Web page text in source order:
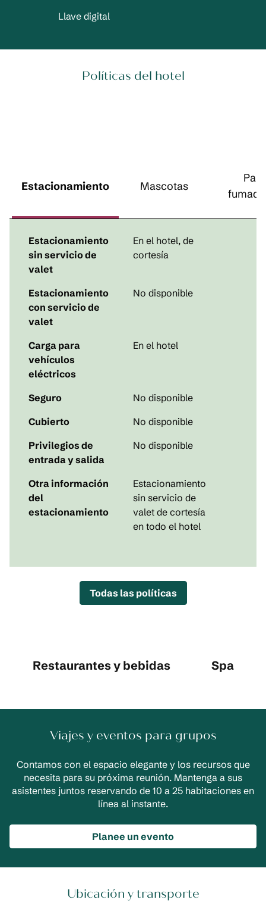
Llave digital
Políticas del hotel
Estacionamiento Mascotas
Para
Estacionamiento
sin servicio de
valet
En el hotel, de
cortesía
Estacionamiento
con servicio de
valet
No disponible
Carga para
vehículos
eléctricos
En el hotel
Seguro
No disponible
Cubierto
No disponible
Privilegios de
entrada y salida
No disponible
Otra información
del
estacionamiento
Estacionamiento
sin servicio de
valet de cortesía
en todo el hotel
Todas las políticas
Restaurantes y bebidas Spa
Viajes y eventos para grupos
Contamos con el espacio elegante y los recursos que
necesita para su próxima reunión. Mantenga a sus
asistentes juntos reservando de 10 a 25 habitaciones en
línea al instante.
Planee un evento
Ubicación y transporte